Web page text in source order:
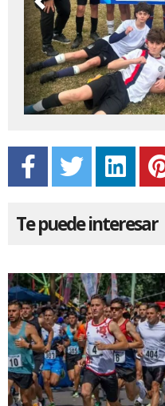
Previous
Te puede interesar